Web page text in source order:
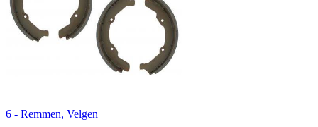
6 - Remmen, Velgen